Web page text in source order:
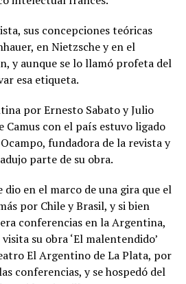
sus concepciones teóricas
en Nietzsche y en el
y aunque se lo llamó profeta del
esa etiqueta.
por Ernesto Sabato y Julio
Camus con el país estuvo ligado
fundadora de la revista y
parte de su obra.
dio en el marco de una gira que el
por Chile y Brasil, y si bien
conferencias en la Argentina,
su obra ‘El malentendido’
El Argentino de La Plata, por
conferencias, y se hospedó del